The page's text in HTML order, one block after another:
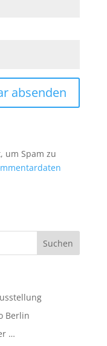
um Spam zu
Berlin
…